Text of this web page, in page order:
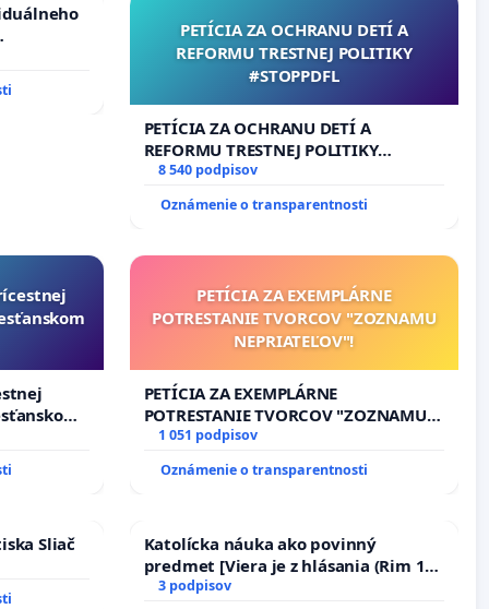
1. a 2.
PETÍCIA ZA OCHRANU DETÍ A
REFORMU TRESTNEJ POLITIKY
#STOPPDFL
PETÍCIA ZA OCHRANU DETÍ A
REFORMU TRESTNEJ POLITIKY
#STOPPDFL
8 540 podpisov
Oznámenie o transparentnosti
PETÍCIA ZA EXEMPLÁRNE
POTRESTANIE TVORCOV "ZOZNAMU
NEPRIATEĽOV"!
PETÍCIA ZA EXEMPLÁRNE
POTRESTANIE TVORCOV "ZOZNAMU
NEPRIATEĽOV"!
1 051 podpisov
Oznámenie o transparentnosti
Sliač
Katolícka náuka ako povinný
predmet [Viera je z hlásania (Rim 10,
17)]
3 podpisov